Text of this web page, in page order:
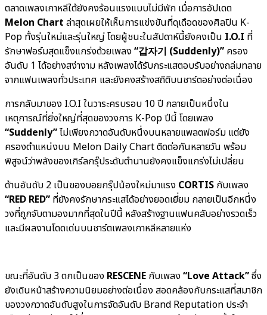
ตลาดเพลงเกาหลีใต้ยังคงร้อนแรงแบบไม่มีพัก เมื่อการอัปเดต
Melon Chart ล่าสุดเผยให้เห็นการแข่งขันที่ดุเดือดของศิลปิน K-
Pop ทั้งรุ่นใหม่และรุ่นใหญ่ โดยผู้ชนะในสัปดาห์นี้ยังคงเป็น I.O.I ที่
รักษาฟอร์มสุดแข็งแกร่งด้วยเพลง“갑자기 (Suddenly)” ครอง
อันดับ 1 ได้อย่างสง่างาม หลังเพลงได้รับกระแสตอบรับอย่างถล่มทลาย
จากแฟนเพลงทั่วประเทศ และยังคงสร้างสถิติบนชาร์ตอย่างต่อเนื่อง
การกลับมาของ I.O.I ในวาระครบรอบ 10 ปี กลายเป็นหนึ่งใน
เหตุการณ์ที่ยิ่งใหญ่ที่สุดของวงการ K-Pop ปีนี้ โดยเพลง
“Suddenly”ไม่เพียงกวาดอันดับหนึ่งบนหลายแพลตฟอร์ม แต่ยัง
ครองตำแหน่งบน Melon Daily Chart ติดต่อกันหลายวัน พร้อม
พิสูจน์ว่าพลังของเกิร์ลกรุ๊ประดับตำนานยังคงแข็งแกร่งไม่เปลี่ยน
ด้านอันดับ 2 เป็นของบอยกรุ๊ปน้องใหม่มาแรง CORTIS กับเพลง
“RED RED” ที่ยังคงรักษากระแสได้อย่างยอดเยี่ยม กลายเป็นอีกหนึ่ง
วงที่ถูกจับตามองมากที่สุดในปีนี้ หลังสร้างฐานแฟนคลับอย่างรวดเร็ว
และมีผลงานโดดเด่นบนชาร์ตเพลงเกาหลีหลายแห่ง
ขณะที่อันดับ 3 ตกเป็นของ RESCENE กับเพลง“Love Attack”ซึ่ง
ยังเดินหน้าสร้างความนิยมอย่างต่อเนื่อง สอดคล้องกับกระแสที่สมาชิก
ของวงกวาดอันดับสูงในการจัดอันดับ Brand Reputation ประจำ